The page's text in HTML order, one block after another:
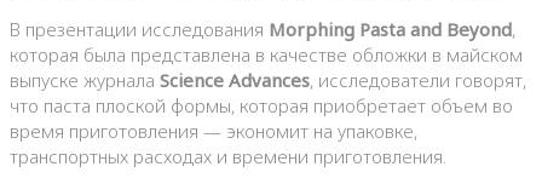
В презентации исследования Morphing Pasta and Beyond,
которая была представлена в качестве обложки в майском
выпуске журнала Science Advances, исследователи говорят,
что паста плоской формы, которая приобретает объем во
время приготовления — экономит на упаковке,
транспортных расходах и времени приготовления.